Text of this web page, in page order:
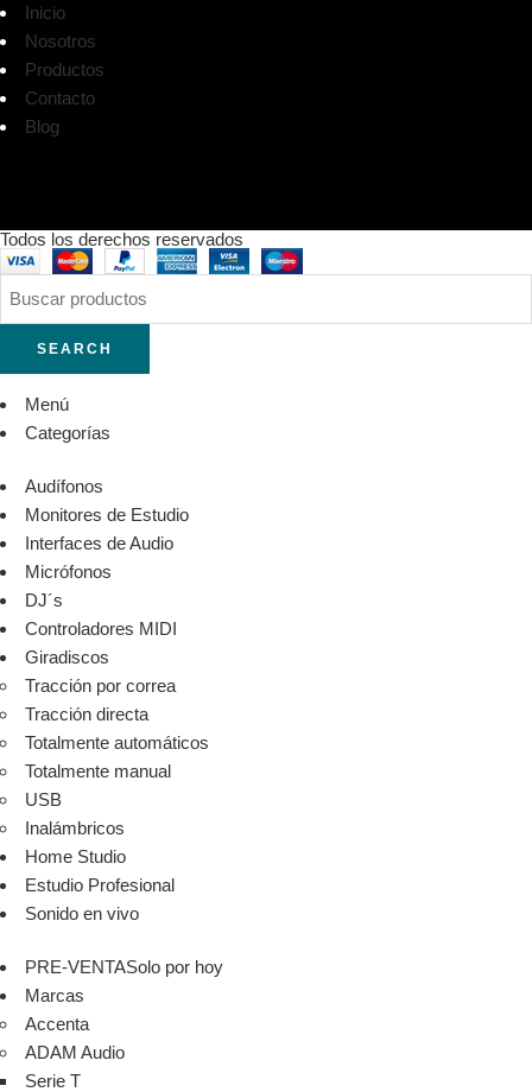
Inicio
Nosotros
Productos
Contacto
Blog
Todos los derechos reservados
SEARCH
Menú
Categorías
Audífonos
Monitores de Estudio
Interfaces de Audio
Micrófonos
DJ´s
Controladores MIDI
Giradiscos
Tracción por correa
Tracción directa
Totalmente automáticos
Totalmente manual
USB
Inalámbricos
Home Studio
Estudio Profesional
Sonido en vivo
PRE-VENTASolo por hoy
Marcas
Accenta
ADAM Audio
Serie T